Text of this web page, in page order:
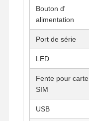
Contrôle De
Mini PC industriel
Bouton d'
alimentation
Port de série
LED
Fente pour carte
SIM
USB